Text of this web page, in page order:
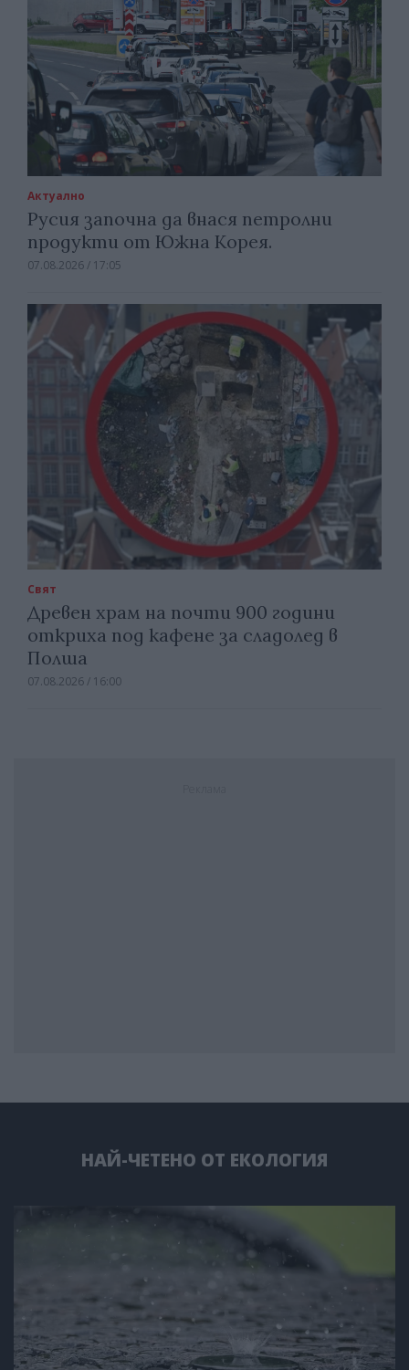
Актуално
Русия започна да внася петролни
продукти от Южна Корея.
07.08.2026 / 17:05
Свят
Древен храм на почти 900 години
откриха под кафене за сладолед в
Полша
07.08.2026 / 16:00
НАЙ-ЧЕТЕНО ОТ ЕКОЛОГИЯ